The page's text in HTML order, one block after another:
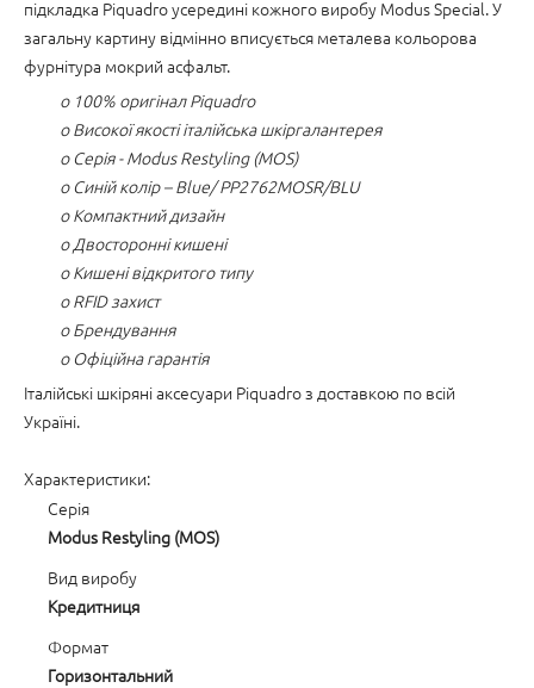
підкладка Piquadro усередині кожного виробу Modus Special. У
загальну картину відмінно вписується металева кольорова
фурнітура мокрий асфальт.
o 100% оригінал Piquadro
o Високої якості італійська шкіргалантерея
o Серія - Modus Restyling (MOS)
o Синій колір – Blue/ PP2762MOSR/BLU
o Компактний дизайн
o Двосторонні кишені
o Кишені відкритого типу
o RFID захист
o Брендування
o Офіційна гарантія
Італійські шкіряні аксесуари Piquadro з доставкою по всій
Україні.
Характеристики:
Серія
Modus Restyling (MOS)
Вид виробу
Кредитниця
Формат
Горизонтальний